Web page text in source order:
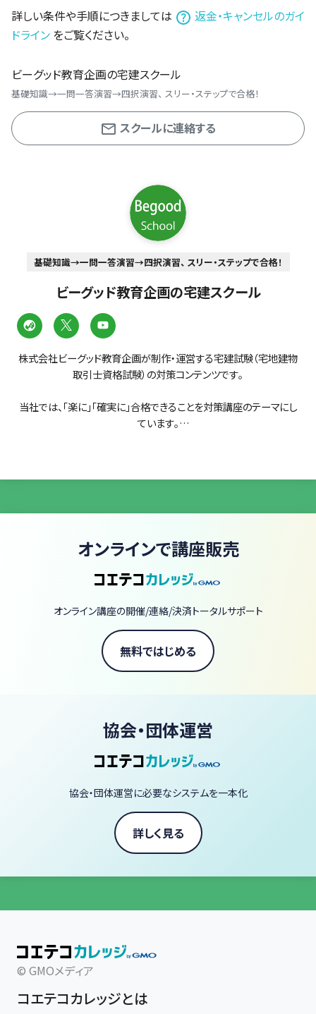
詳しい条件や手順につきましては
返金・キャンセルのガイ
ドライン をご覧ください。
ビーグッド教育企画の宅建スクール
基礎知識→一問一答演習→四択演習、 スリー・ステップで合格！
スクールに連絡する
基礎知識→一問一答演習→四択演習、 スリー・ステップで合格！
ビーグッド教育企画の宅建スクール
株式会社ビーグッド教育企画が制作・運営する宅建試験（宅地建物
取引士資格試験）の対策コンテンツです。
当社では、「楽に」「確実に」合格できることを対策講座のテーマにし
ています。
「一度見ただけで暗記できる」などという特別な能力を持った人な
しかし、普通の人間には、
・理解したことも時間が経てば忘れる。
ことが多発します。
「何度も繰り返して、記憶の確実性を高める」ことでしか、本試験で
そのために、考えたのが「スリー・ステップ学習法」です。
「スリー・ステップ学習法」では、学習を三段階に分けます。
資料を、アプローチ方法を変えながら、何度も繰り返します。
★[Step.1]基本習得編
￣￣￣￣￣￣￣￣￣￣￣
く段階です。
講義では図・表が多用されます。これらをまとめたのが、『図表集』で
ルイメージを頭の中に定着させることができます。
①『図表集』
オンラインで講座販売
オンライン講座の開催/連絡/決済トータルサポート
無料ではじめる
協会・団体運営
協会・団体運営に必要なシステムを一本化
詳しく見る
© GMOメディア
コエテコカレッジとは